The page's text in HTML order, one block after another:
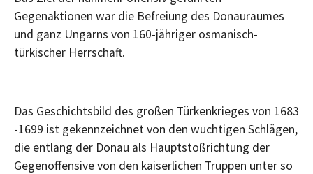
Gegenaktionen war die Befreiung des Donauraumes
und ganz Ungarns von 160-jähriger osmanisch-
türkischer Herrschaft.
Das Geschichtsbild des großen Türkenkrieges von 1683
-1699 ist gekennzeichnet von den wuchtigen Schlägen,
die entlang der Donau als Hauptstoßrichtung der
Gegenoffensive von den kaiserlichen Truppen unter so